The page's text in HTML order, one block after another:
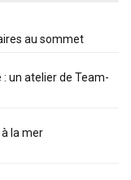
au sommet
: un atelier de Team-
la mer